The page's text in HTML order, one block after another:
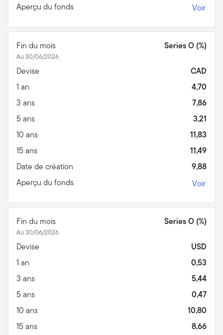
Aperçu du fonds
Voir
Fin du mois
Au 30/06/2026
Series O (%)
Devise
CAD
1 an
4,70
3 ans
7,86
5 ans
3,21
10 ans
11,83
15 ans
11,49
Date de création
9,88
Aperçu du fonds
Voir
Fin du mois
Au 30/06/2026
Series O (%)
Devise
USD
1 an
0,53
3 ans
5,44
5 ans
0,47
10 ans
10,80
15 ans
8,66